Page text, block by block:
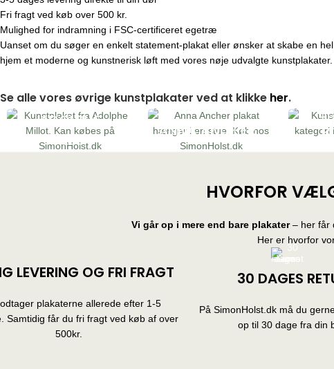
Fri fragt ved køb over 500 kr.
Mulighed for indramning i FSC-certificeret egetræ
Uanset om du søger en enkelt statement-plakat eller ønsker at skabe en
hjem et moderne og kunstnerisk løft med vores nøje udvalgte kunstplakater.
Se alle vores øvrige kunstplakater ved at klikke her.
ADOLPHE
MILLOT
ANNA ANCHER
HVORFOR
Vi går op i mere end bare plakater– her får
Her er hvorfor
LEVERING OG FRI FRAGT
plakaterne allerede efter 1-5
Samtidig får du fri fragt ved køb af over
500kr.
30 DAGES
På SimonHolst.dk må du
op til 30 dage fra din